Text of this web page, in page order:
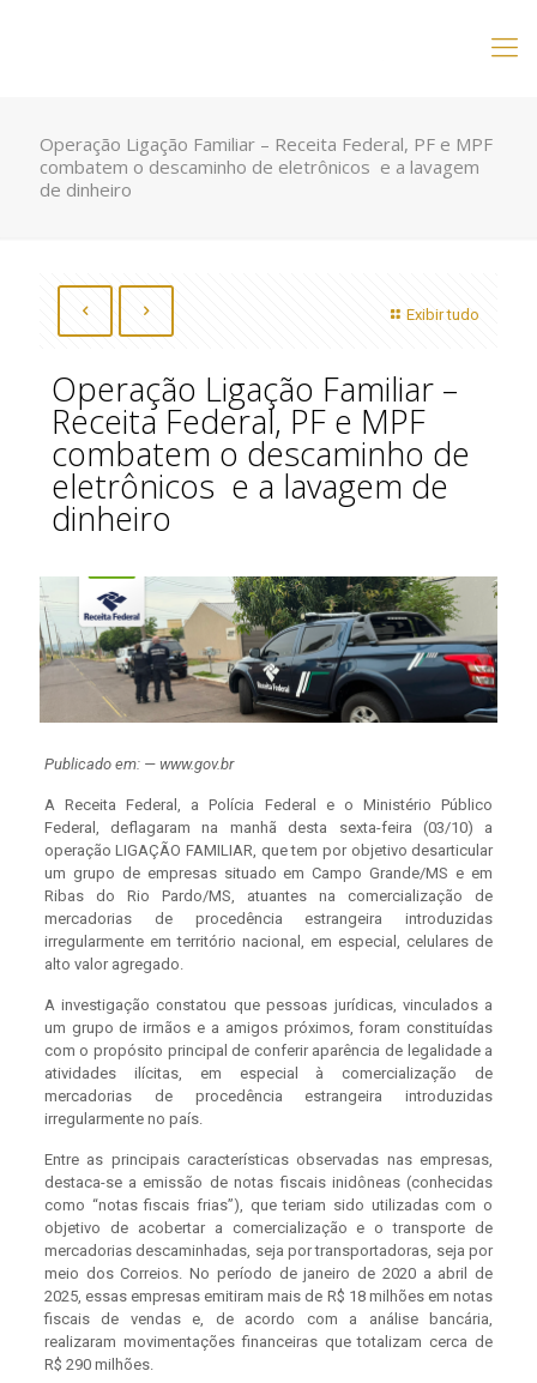
Operação Ligação Familiar – Receita Federal, PF e MPF
combatem o descaminho de eletrônicos e a lavagem
de dinheiro
Exibir tudo
Operação Ligação Familiar –
Receita Federal, PF e MPF
combatem o descaminho de
eletrônicos e a lavagem de
dinheiro
Publicado em: — www.gov.br
A Receita Federal, a Polícia Federal e o Ministério Público
Federal, deflagaram na manhã desta sexta-feira (03/10) a
operação LIGAÇÃO FAMILIAR, que tem por objetivo desarticular
um grupo de empresas situado em Campo Grande/MS e em
Ribas do Rio Pardo/MS, atuantes na comercialização de
mercadorias de procedência estrangeira introduzidas
irregularmente em território nacional, em especial, celulares de
alto valor agregado.
A investigação constatou que pessoas jurídicas, vinculados a
um grupo de irmãos e a amigos próximos, foram constituídas
com o propósito principal de conferir aparência de legalidade a
atividades ilícitas, em especial à comercialização de
mercadorias de procedência estrangeira introduzidas
irregularmente no país.
Entre as principais características observadas nas empresas,
destaca-se a emissão de notas fiscais inidôneas (conhecidas
como “notas fiscais frias”), que teriam sido utilizadas com o
objetivo de acobertar a comercialização e o transporte de
mercadorias descaminhadas, seja por transportadoras, seja por
meio dos Correios. No período de janeiro de 2020 a abril de
2025, essas empresas emitiram mais de R$ 18 milhões em notas
fiscais de vendas e, de acordo com a análise bancária,
realizaram movimentações financeiras que totalizam cerca de
R$ 290 milhões.